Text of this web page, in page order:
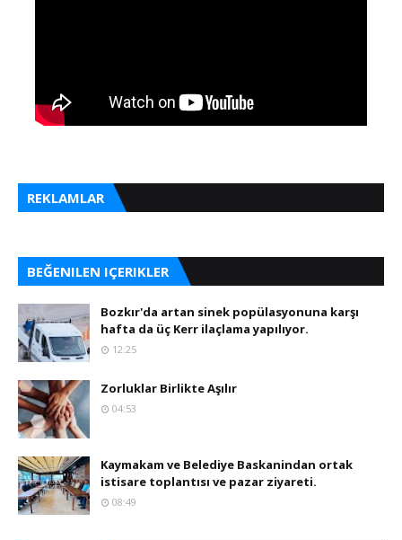
REKLAMLAR
BEĞENILEN IÇERIKLER
Bozkır'da artan sinek popülasyonuna karşı
hafta da üç Kerr ilaçlama yapılıyor.
12:25
Zorluklar Birlikte Aşılır
04:53
Kaymakam ve Belediye Baskanindan ortak
istisare toplantısı ve pazar ziyareti.
08:49